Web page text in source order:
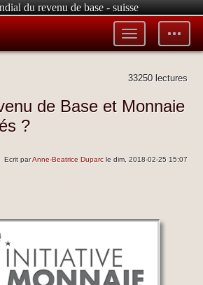
du revenu de base - suisse
Toggle
tools
Toggle
menu
33250 lectures
de Base et Monnaie
?
Ecrit parAnne-Beatrice Duparc le dim, 2018-02-25 15:07